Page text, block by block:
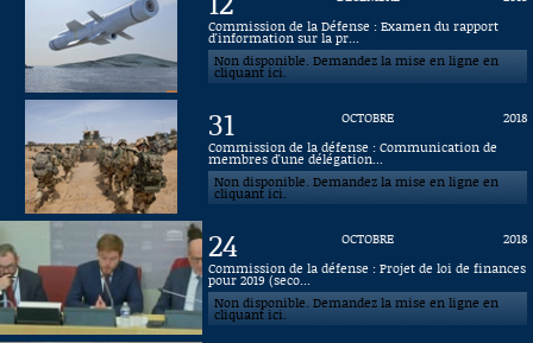
Commission de la Défense : Examen du rapport
d'information sur la pr...
Non disponible. Demandez la mise en ligne en
cliquant ici.
31 OCTOBRE
2018
Commission de la défense : Communication de
membres d'une délégation...
Non disponible. Demandez la mise en ligne en
cliquant ici.
24 OCTOBRE
2018
Commission de la défense : Projet de loi de finances
pour 2019 (seco...
Non disponible. Demandez la mise en ligne en
cliquant ici.